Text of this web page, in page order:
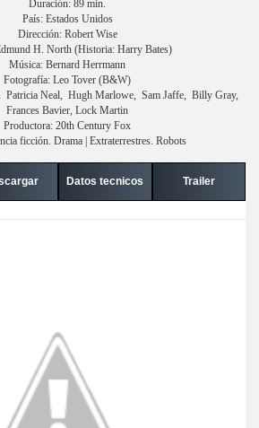
Duración: 89 min.
País: Estados Unidos
Dirección: Robert Wise
H. North (Historia: Harry Bates)
Música: Bernard Herrmann
Fotografía: Leo Tover (B&W)
Patricia Neal, Hugh Marlowe, Sam Jaffe, Billy Gray,
Frances Bavier, Lock Martin
Productora: 20th Century Fox
ficción. Drama | Extraterrestres. Robots
Datos tecnicos Trailer